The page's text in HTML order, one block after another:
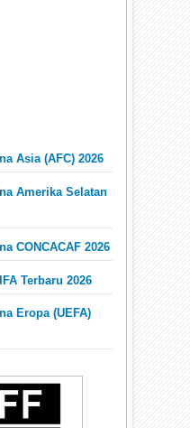
Asia (AFC) 2026
Amerika Selatan
CONCACAF 2026
Terbaru 2026
Eropa (UEFA)